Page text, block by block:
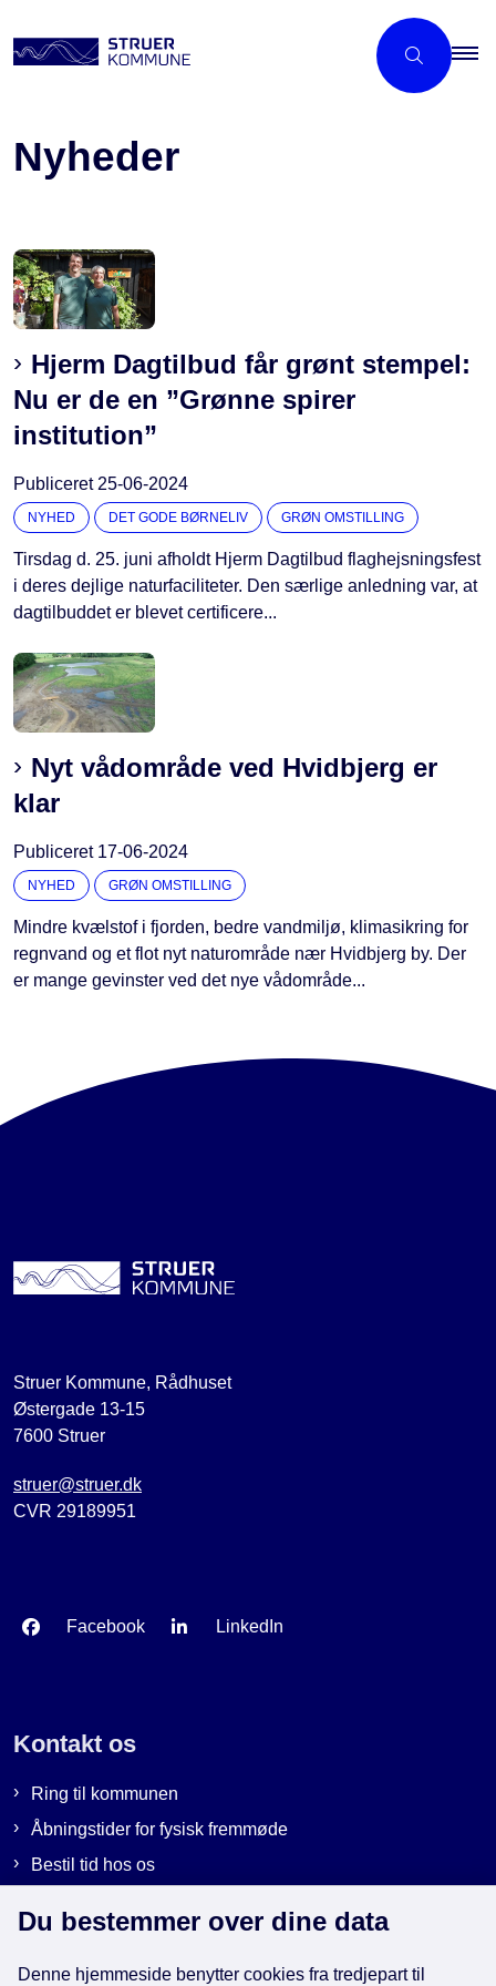
Nyheder
Hjerm Dagtilbud får grønt stempel:
Nu er de en ”Grønne spirer
institution”
Publiceret 25-06-2024
NYHED DET GODE BØRNELIV GRØN OMSTILLING
Tirsdag d. 25. juni afholdt Hjerm Dagtilbud flaghejsningsfest
i deres dejlige naturfaciliteter. Den særlige anledning var, at
dagtilbuddet er blevet certificere...
Nyt vådområde ved Hvidbjerg er
klar
Publiceret 17-06-2024
NYHED GRØN OMSTILLING
Mindre kvælstof i fjorden, bedre vandmiljø, klimasikring for
regnvand og et flot nyt naturområde nær Hvidbjerg by. Der
er mange gevinster ved det nye vådområde...
Struer Kommune, Rådhuset
Østergade 13-15
7600 Struer
struer@struer.dk
CVR 29189951
Facebook LinkedIn
Kontakt os
Ring til kommunen
Åbningstider for fysisk fremmøde
Bestil tid hos os
Du bestemmer over dine data
Denne hjemmeside benytter cookies fra tredjepart til